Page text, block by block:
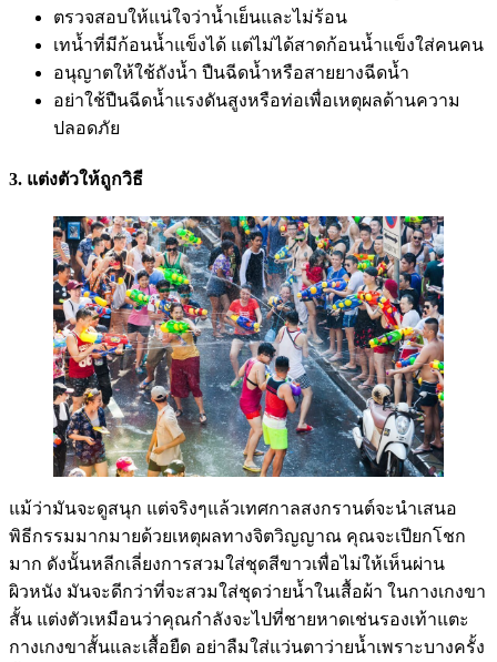
ตรวจสอบให้แน่ใจว่าน้ำเย็นและไม่ร้อน
เทน้ำที่มีก้อนน้ำแข็งได้ แต่ไม่ได้สาดก้อนน้ำแข็งใส่คนคน
อนุญาตให้ใช้ถังน้ำ ปืนฉีดน้ำหรือสายยางฉีดน้ำ
อย่าใช้ปืนฉีดน้ำแรงดันสูงหรือท่อเพื่อเหตุผลด้านความ
ปลอดภัย
3. แต่งตัวให้ถูกวิธี
แม้ว่ามันจะดูสนุก แต่จริงๆแล้วเทศกาลสงกรานต์จะนำเสนอ
พิธีกรรมมากมายด้วยเหตุผลทางจิตวิญญาณ คุณจะเปียกโชก
มาก ดังนั้นหลีกเลี่ยงการสวมใส่ชุดสีขาวเพื่อไม่ให้เห็นผ่าน
ผิวหนัง มันจะดีกว่าที่จะสวมใส่ชุดว่ายน้ำในเสื้อผ้า ในกางเกงขา
สั้น แต่งตัวเหมือนว่าคุณกำลังจะไปที่ชายหาดเช่นรองเท้าแตะ
กางเกงขาสั้นและเสื้อยืด อย่าลืมใส่แว่นตาว่ายน้ำเพราะบางครั้ง